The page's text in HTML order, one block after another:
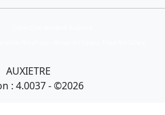
AUXIETRE
: 4.0037 - ©2026